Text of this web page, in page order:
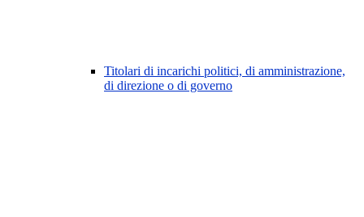
Titolari di incarichi politici, di amministrazione,
di direzione o di governo